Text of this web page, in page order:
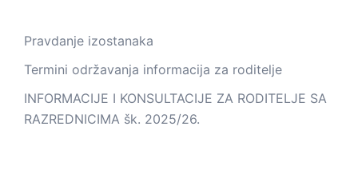
Pravdanje izostanaka
Termini održavanja informacija za roditelje
INFORMACIJE I KONSULTACIJE ZA RODITELJE SA
RAZREDNICIMA šk. 2025/26.